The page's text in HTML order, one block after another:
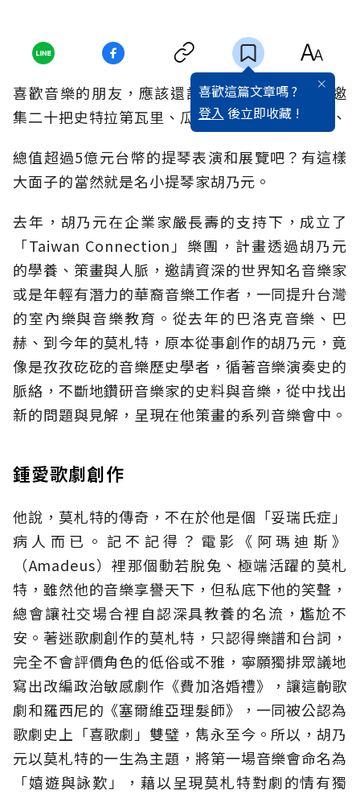
喜歡這篇文章嗎 ?
登入 後立即收藏 !
喜歡音樂的朋友，應該還記得2005年底，那場邀
集二十把史特拉第瓦里、瓜奈里與阿瑪悌等名琴、
總值超過5億元台幣的提琴表演和展覽吧？有這樣
大面子的當然就是名小提琴家胡乃元。
去年，胡乃元在企業家嚴長壽的支持下，成立了
「Taiwan Connection」樂團，計畫透過胡乃元
的學養、策畫與人脈，邀請資深的世界知名音樂家
或是年輕有潛力的華裔音樂工作者，一同提升台灣
的室內樂與音樂教育。從去年的巴洛克音樂、巴
赫、到今年的莫札特，原本從事創作的胡乃元，竟
像是孜孜矻矻的音樂歷史學者，循著音樂演奏史的
脈絡，不斷地鑽研音樂家的史料與音樂，從中找出
新的問題與見解，呈現在他策畫的系列音樂會中。
鍾愛歌劇創作
他說，莫札特的傳奇，不在於他是個「妥瑞氏症」
病人而已。記不記得？電影《阿瑪迪斯》
（Amadeus）裡那個動若脫兔、極端活躍的莫札
特，雖然他的音樂享譽天下，但私底下他的笑聲，
總會讓社交場合裡自認深具教養的名流，尷尬不
安。著迷歌劇創作的莫札特，只認得樂譜和台詞，
完全不會評價角色的低俗或不雅，寧願獨排眾議地
寫出改編政治敏感劇作《費加洛婚禮》，讓這齣歌
劇和羅西尼的《塞爾維亞理髮師》，一同被公認為
歌劇史上「喜歌劇」雙璧，雋永至今。所以，胡乃
元以莫札特的一生為主題，將第一場音樂會命名為
「嬉遊與詠歎」，藉以呈現莫札特對劇的情有獨